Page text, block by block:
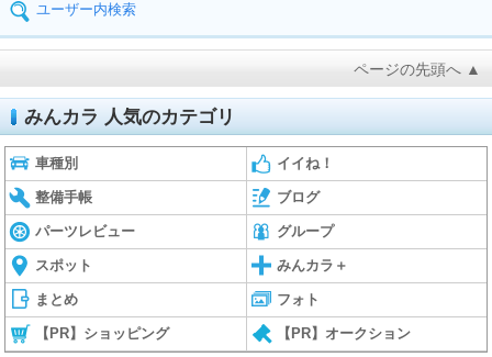
ユーザー内検索
ページの先頭へ ▲
みんカラ 人気のカテゴリ
車種別 イイね！
整備手帳 ブログ
パーツレビュー グループ
スポット みんカラ＋
まとめ フォト
【PR】ショッピング 【PR】オークション